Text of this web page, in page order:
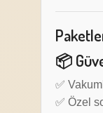
📦
✅
✅ Özel